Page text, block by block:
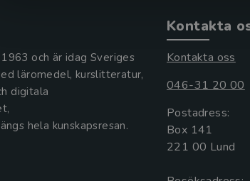
och är idag Sveriges
läromedel, kurslitteratur,
digitala
hela kunskapsresan.
Kontakta
Kontakta oss
046-31 20 00
Postadress:
Box 141
221 00 Lund